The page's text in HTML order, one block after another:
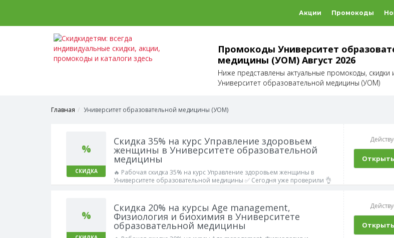
Акции Промокоды
Промокоды Университет
медицины (УОМ) Август 2026
Ниже представлены актуальные промокоды, скидки
Университет образовательной медицины (УОМ)
Главная Университет образовательной медицины (УОМ)
%
СКИДКА
Скидка 35% на курс Управление здоровьем
женщины в Университете образовательной
медицины
🔥 Рабочая скидка 35% на курс Управление здоровьем женщины в
Университете образовательной медицины ✅ Сегодня уже проверили 👌
%
Скидка 20% на курсы Age management,
Физиология и биохимия в Университете
образовательной медицины